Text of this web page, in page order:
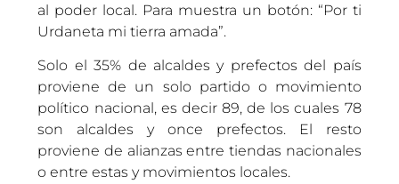
al poder local. Para muestra un botón: “Por ti
Urdaneta mi tierra amada”.
Solo el 35% de alcaldes y prefectos del país
proviene de un solo partido o movimiento
político nacional, es decir 89, de los cuales 78
son alcaldes y once prefectos. El resto
proviene de alianzas entre tiendas nacionales
o entre estas y movimientos locales.